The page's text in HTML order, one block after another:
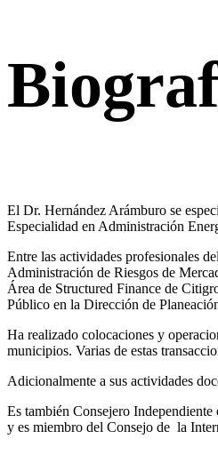
El Dr. Hernández Arámburo se
Especialidad en Administración
Entre las actividades profesionales
Administración de Riesgos de
Área de Structured Finance de
Público en la Dirección de
Ha realizado colocaciones y
municipios. Varias de estas
Adicionalmente a sus actividades
Es también Consejero
y es miembro del Consejo de la